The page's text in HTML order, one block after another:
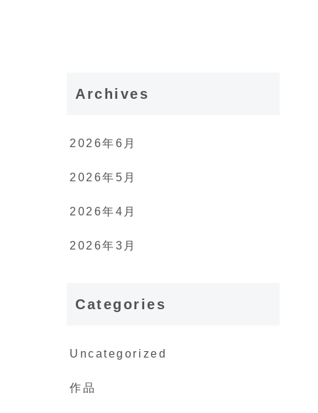
Archives
2026年6月
2026年5月
2026年4月
2026年3月
Categories
Uncategorized
作品